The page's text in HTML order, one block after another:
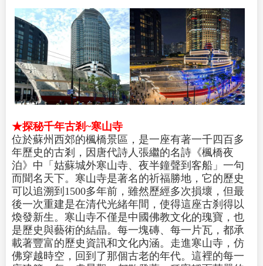
★探秘千年古剎~寒山寺
位於蘇州西郊的楓橋景區，是一座有著一千四百多
年歷史的古剎，因唐代詩人張繼的名詩《楓橋夜
泊》中「姑蘇城外寒山寺、夜半鐘聲到客船」一句
而聞名天下。寒山寺是著名的祈福勝地，它的歷史
可以追溯到1500多年前，雖然歷經多次損壞，但最
後一次重建是在清代光緒年間，使得這座古刹得以
煥發新生。寒山寺不僅是中國佛教文化的瑰寶，也
是歷史與藝術的結晶。每一塊磚、每一片瓦，都承
載著豐富的歷史資訊和文化內涵。走進寒山寺，仿
佛穿越時空，回到了那個古老的年代。這裡的每一